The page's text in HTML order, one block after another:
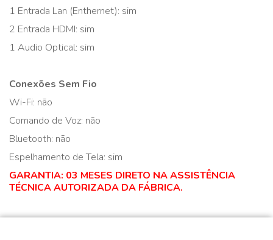
1 Entrada Lan (Enthernet): sim
2 Entrada HDMI: sim
1 Audio Optical: sim
Conexões Sem Fio
Wi-Fi: não
Comando de Voz: não
Bluetooth: não
Espelhamento de Tela: sim
GARANTIA: 03 MESES DIRETO NA ASSISTÊNCIA
TÉCNICA AUTORIZADA DA FÁBRICA.